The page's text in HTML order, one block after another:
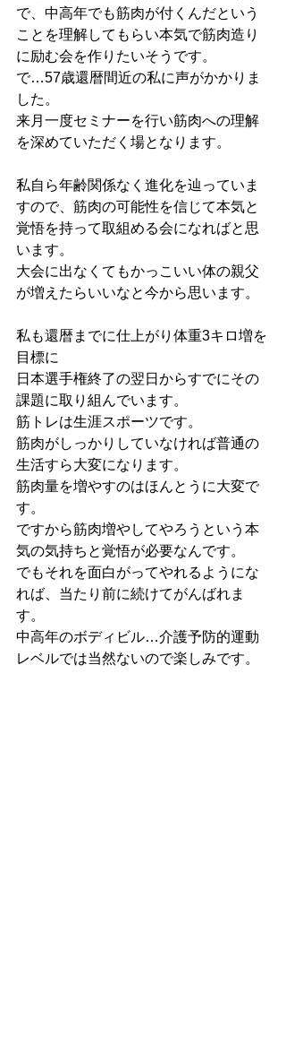
で、中高年でも筋肉が付くんだという
ことを理解してもらい本気で筋肉造り
に励む会を作りたいそうです。
で…57歳還暦間近の私に声がかかりま
した。
来月一度セミナーを行い筋肉への理解
を深めていただく場となります。
私自ら年齢関係なく進化を辿っていま
すので、筋肉の可能性を信じて本気と
覚悟を持って取組める会になればと思
います。
大会に出なくてもかっこいい体の親父
が増えたらいいなと今から思います。
私も還暦までに仕上がり体重3キロ増を
目標に
日本選手権終了の翌日からすでにその
課題に取り組んでいます。
筋トレは生涯スポーツです。
筋肉がしっかりしていなければ普通の
生活すら大変になります。
筋肉量を増やすのはほんとうに大変で
す。
ですから筋肉増やしてやろうという本
気の気持ちと覚悟が必要なんです。
でもそれを面白がってやれるようにな
れば、当たり前に続けてがんばれま
す。
中高年のボディビル…介護予防的運動
レベルでは当然ないので楽しみです。